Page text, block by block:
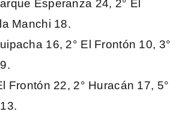
Esperanza 24, 2° El
Manchi 18.
16, 2° El Frontón 10, 3°
Frontón 22, 2° Huracán 17, 5°